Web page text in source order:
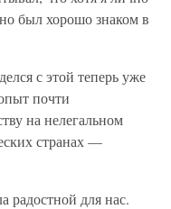
был хорошо знаком в
с этой теперь уже
почти
на нелегальном
странах —
радостной для нас.